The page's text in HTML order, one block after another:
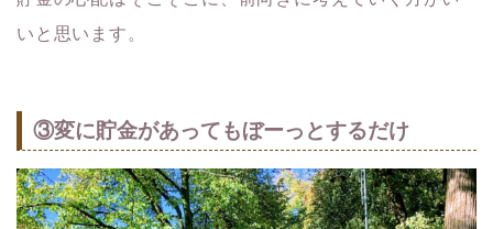
いと思います。
③変に貯金があってもぼーっとするだけ